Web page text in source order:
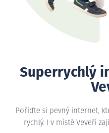
Superrychlý
Pořiďte si pevný internet,
rychlý. I v místě Veveří